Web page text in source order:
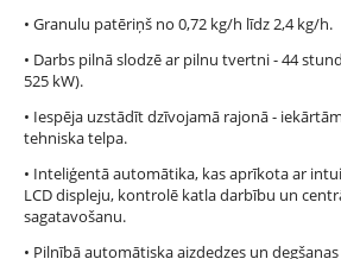
• Granulu patēriņš no 0,72 kg/h līdz 2,4 kg/h.
• Darbs pilnā slodzē ar pilnu tvertni - 44
525 kW).
• Iespēja uzstādīt dzīvojamā rajonā -
tehniska telpa.
• Inteliģentā automātika, kas aprīkota ar
LCD displeju, kontrolē katla darbību un
sagatavošanu.
• Pilnībā automātiska aizdedzes un